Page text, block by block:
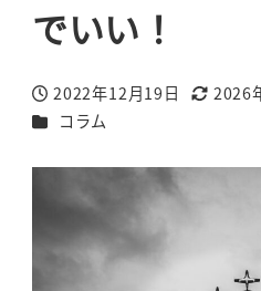
でいい！
投稿日
2022年12月19日
更新日
2026
カテゴリー
コラム